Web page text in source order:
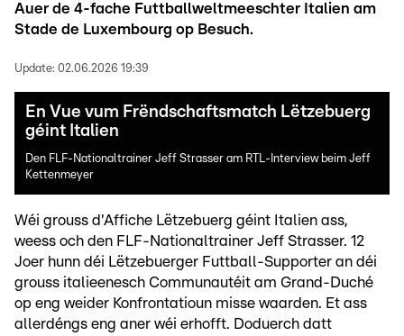
Auer de 4-fache Futtballweltmeeschter Italien am
Stade de Luxembourg op Besuch.
Update: 02.06.2026 19:39
En Vue vum Frëndschaftsmatch Lëtzebuerg
géint Italien
Den FLF-Nationaltrainer Jeff Strasser am RTL-Interview beim Jeff
Kettenmeyer
Wéi grouss d'Affiche Lëtzebuerg géint Italien ass,
weess och den FLF-Nationaltrainer Jeff Strasser. 12
Joer hunn déi Lëtzebuerger Futtball-Supporter an déi
grouss italieenesch Communautéit am Grand-Duché
op eng weider Konfrontatioun misse waarden. Et ass
allerdéngs eng aner wéi erhofft. Doduerch datt